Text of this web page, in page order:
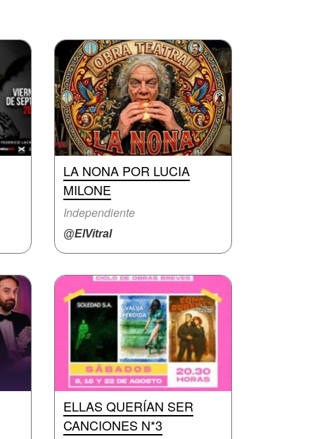
LA NONA POR LUCIA
MILONE
Independiente
@ElVitral
ELLAS QUERÍAN SER
CANCIONES N*3